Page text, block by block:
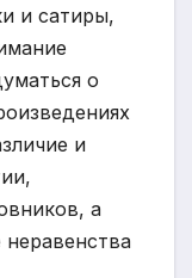
и сатиры,
о
и
а